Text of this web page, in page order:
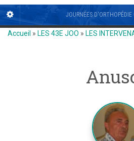
JOURNÉES D'ORTHOPÉDIE
Accueil » LES 43E JOO » LES